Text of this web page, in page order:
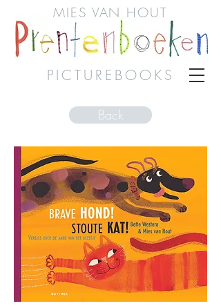
PICTUREBOOKS
MIES VAN HOUT
Back